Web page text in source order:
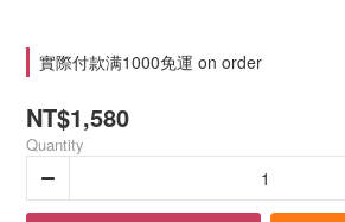
實際付款满1000免運 on order
NT$1,580
Quantity